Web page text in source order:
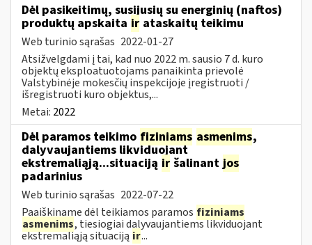
Dėl pasikeitimų, susijusių su energinių (naftos)
produktų apskaita ir ataskaitų teikimu
Web turinio sąrašas 2022-01-27
Atsižvelgdami į tai, kad nuo 2022 m. sausio 7 d. kuro
objektų eksploatuotojams panaikinta prievolė
Valstybinėje mokesčių inspekcijoje įregistruoti /
išregistruoti kuro objektus,...
Metai: 2022
Dėl paramos teikimo fiziniams asmenims,
dalyvaujantiems likviduojant
ekstremaliąją...situaciją ir šalinant jos
padarinius
Web turinio sąrašas 2022-07-22
Paaiškiname dėl teikiamos paramos fiziniams
asmenims, tiesiogiai dalyvaujantiems likviduojant
ekstremaliąją situaciją ir...